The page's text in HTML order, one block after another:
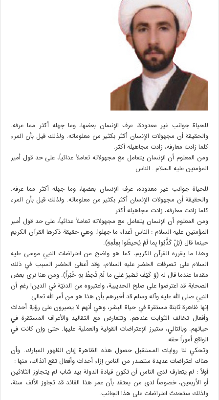
للحياة جوانب غير معدودة، عرف الإنسان بعضها، وما جهله أكثر مما عرفه.
والحقيقة أن مجهولات الإنسان أكثر بكثير من معلوماته. ولذلك قيل بأن المرء
كلما زادت معارفه، زادت مجاهيله أكثر.
ومن المعلوم أن الإنسان يتعامل مع مجهولاته تعاملاً عدائياً، على حد قول أمير
المؤمنين عليه السلام : الناس
للحياة جوانب غير معدودة، عرف الإنسان بعضها، وما جهله أكثر مما عرفه.
والحقيقة أن مجهولات الإنسان أكثر بكثير من معلوماته. ولذلك قيل بأن المرء
كلما زادت معارفه، زادت مجاهيله أكثر.
ومن المعلوم أن الإنسان يتعامل مع مجهولاته تعاملاً عدائياً، على حد قول أمير
المؤمنين عليه السلام : الناس أعداء ما جهلوا. وهي حقيقة ذكرها القرآن الكريم
حينما قال (بَلْ كَذَّبُوا بِما لَمْ يُحيطُوا بِعِلْمِهِ).
وهذا ما يقرره القرآن الكريم، كما هو واضح من اعتراضات النبي موسى عليه
السلام على تصرفات الخضر عليه السلام، وقد أعطى الخضر السبب في ذلك
مقدما عندما قال له (وَ كَيْفَ تَصْبِرُ عَلى‏ ما لَمْ تُحِطْ بِهِ خُبْراً). ومن هنا نرى بعض
الصحابة قد اعترضوا على صلح الحديبية، واعتبروه من الدنيّة في الدين! رغم أن
النبي صلى الله عليه وآله وسلم قد أخبرهم بأن هذا هو من أمر الله تعالى.
إنها ظاهرة ثابتة مستقرة في حياة البشر، وهي أنهم لا يصبرون على رؤية أحداث
وأفعال تخالف الثوابت عندهم. وتتعارض مع التقاليد والأعراف المستقرة في
حياتهم. وبالتالي، ستبرز الإعتراضات القولية والعملية عليها. حتى وإن كانت في
الواقع أموراً حقه.
وتحكي لنا روايات المستقبل حصول هذه الظاهرة إبان الظهور المبارك. وأن
هناك اعتراضات عديدة ستصدر من الناس إزاء أحداث وأفعال تقع آنذاك، منها :
أولاً : لم يتعارف لدى الناس أن تكون قيادة الدولة بيد شاب لم يتجاوز الثلاثين
أو الأربعين، خصوصاً لدى من يعتقد بأن عمر هذا القائد قد تجاوز الألف سنة،
ولذلك ستحدث اعتراضات على هذا الجانب.